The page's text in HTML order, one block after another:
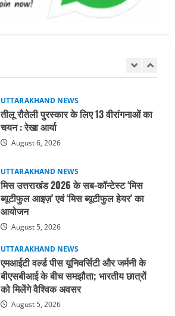
August 6, 2026
मिस उत्तराखंड 2026 के सब-कॉन्टेस्ट ‘मिस
ब्यूटीफुल आइज़’ एवं ‘मिस ब्यूटीफुल हेयर’ का
आयोजन
August 5, 2026
UTTARAKHAND NEWS
एमआईटी वर्ल्ड पीस यूनिवर्सिटी और जर्मनी के
बीएसबीआई के बीच समझौता; भारतीय छात्रों
को मिलेंगे वैश्विक अवसर
August 5, 2026
STATES NEWS
महाराज की राजस्थान के मुख्यमंत्री से
शिष्टाचार भेंट पर्यटन और सांस्कृतिक
गतिविधियों के विस्तार पर हुई चर्चा
August 4, 2026